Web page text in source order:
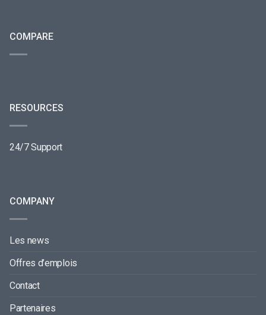
COMPARE
RESOURCES
24/7 Support
COMPANY
Les news
Offres d’emplois
Contact
Partenaires